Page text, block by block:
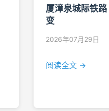
厦漳泉城际铁
变
2026年07月29日
阅读全文 →